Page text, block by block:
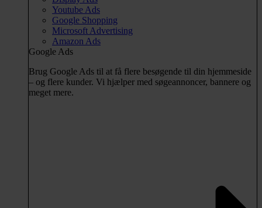
Youtube Ads
Google Shopping
Microsoft Advertising
Amazon Ads
Google Ads
Brug Google Ads til at få flere besøgende til din hjemmeside
– og flere kunder. Vi hjælper med søgeannoncer, bannere og
meget mere.